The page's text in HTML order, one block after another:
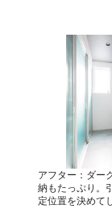
アフター：ダー
納もたっぷり。
定位置を決めて